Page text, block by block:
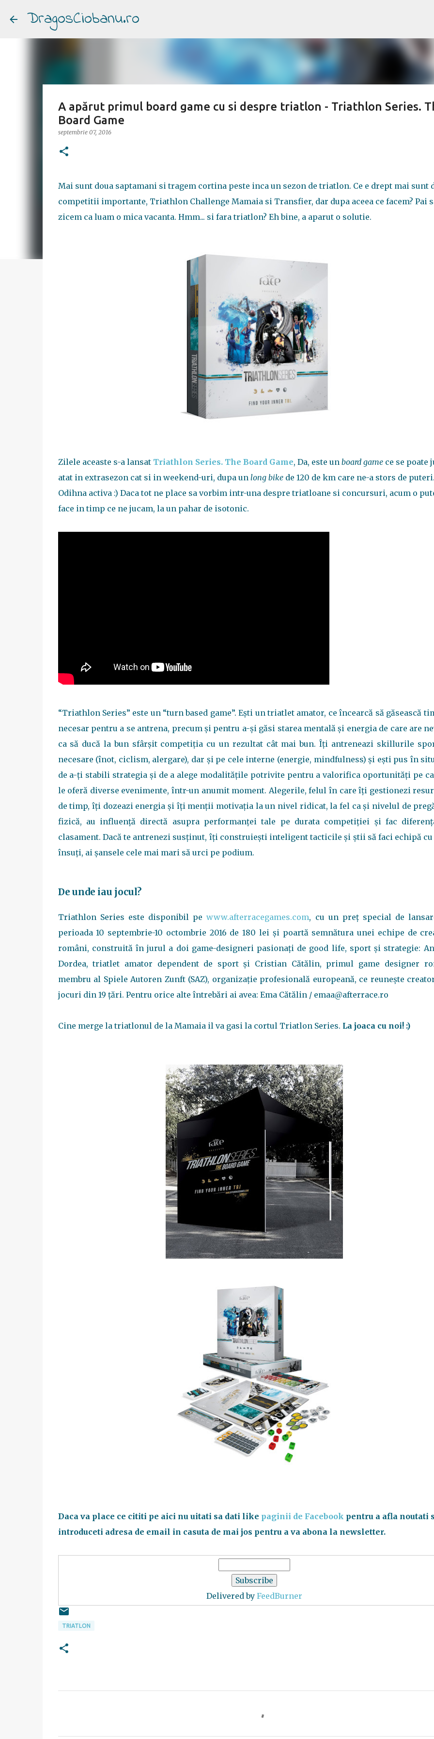
DragosCiobanu.ro
A apărut primul board game cu si despre triatlon - Triathlon Series.
Board Game
septembrie 07, 2016
Mai sunt doua saptamani si tragem cortina peste inca un sezon de triatlon. Ce e drept mai sunt
competitii importante, Triathlon Challenge Mamaia si Transfier, dar dupa aceea ce facem? Pai
zicem ca luam o mica vacanta. Hmm... si fara triatlon? Eh bine, a aparut o solutie.
Zilele aceaste s-a lansat Triathlon Series. The Board Game, Da, este un board gamece se poate
atat in extrasezon cat si in weekend-uri, dupa un long bikede 120 de km care ne-a stors de puteri.
Odihna activa :) Daca tot ne place sa vorbim intr-una despre triatloane si concursuri, acum o
face in timp ce ne jucam, la un pahar de isotonic.
“Triathlon Series” este un “turn based game”. Ești un triatlet amator, ce încearcă să găsească
necesar pentru a se antrena, precum și pentru a-și găsi starea mentală și energia de care are
ca să ducă la bun sfârșit competiția cu un rezultat cât mai bun. Îți antreneazi skillurile
necesare (înot, ciclism, alergare), dar și pe cele interne (energie, mindfulness) și ești pus în
de a-ți stabili strategia și de a alege modalitățile potrivite pentru a valorifica oportunități pe
le oferă diverse evenimente, într-un anumit moment. Alegerile, felul în care îți gestionezi
de timp, îți dozeazi energia și îți menții motivația la un nivel ridicat, la fel ca și nivelul de
fizică, au influență directă asupra performanței tale pe durata competiției și fac
clasament. Dacă te antrenezi susținut, îți construiești inteligent tacticile și știi să faci echipă
însuți, ai șansele cele mai mari să urci pe podium.
De unde iau jocul?
Triathlon Series este disponibil pewww.afterracegames.com, cu un preț special de
perioada 10 septembrie-10 octombrie 2016 de 180 lei și poartă semnătura unei echipe de
români, construită în jurul a doi game-designeri pasionați de good life, sport și strategie:
Dordea, triatlet amator dependent de sport și Cristian Cătălin, primul game designer
membru al Spiele Autoren Zunft (SAZ), organizație profesională europeană, ce reunește
jocuri din 19 țări. Pentru orice alte întrebări ai avea: Ema Cătălin / emaa@afterrace.ro
Cine merge la triatlonul de la Mamaia il va gasi la cortul Triatlon Series. La joaca cu noi! :)
Daca va place ce cititi pe aici nu uitati sa dati like paginii de Facebook pentru a afla noutati
introduceti adresa de email in casuta de mai jos pentru a va abona la newsletter.
Delivered by FeedBurner
TRIATLON